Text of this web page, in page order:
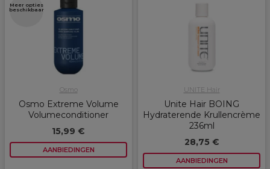
Meer opties
beschikbaar
Osmo
Osmo Extreme Volume
Volumeconditioner
15,99 €
AANBIEDINGEN
UNITE Hair
Unite Hair BOING
Hydraterende Krullencrème
236ml
28,75 €
AANBIEDINGEN